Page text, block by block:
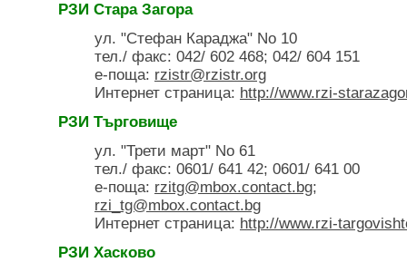
РЗИ Стара Загора
ул. "Стефан Караджа" No 10
тел./ факс: 042/ 602 468; 042/ 604 151
е-поща: rzistr@rzistr.org
Интернет страница: http://www.rzi-
РЗИ Търговище
ул. "Трети март" No 61
тел./ факс: 0601/ 641 42; 0601/ 641 00
е-поща: rzitg@mbox.contact.bg;
rzi_tg@mbox.contact.bg
Интернет страница: http://www.rzi-
РЗИ Хасково